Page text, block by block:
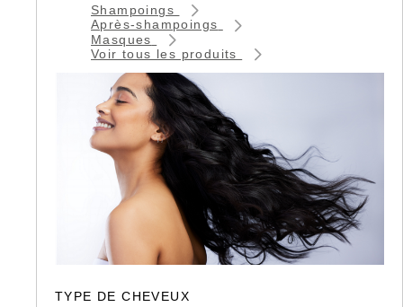
Shampoings
Après-shampoings
Masques
Voir tous les produits
TYPE DE CHEVEUX